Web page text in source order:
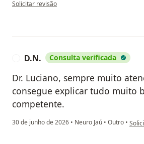
Solicitar revisão
D.N. Consulta verificada
Dr. Luciano, sempre muito
consegue explicar tudo muito
competente.
30 de junho de 2026 • Neuro Jaú • Outro • na